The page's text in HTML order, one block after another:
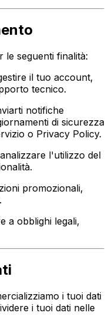
le seguenti finalità:
il tuo account,
tecnico.
notifiche
di sicurezza
o Privacy Policy.
l'utilizzo del
promozionali,
a obblighi legali,
i tuoi dati
i tuoi dati nelle